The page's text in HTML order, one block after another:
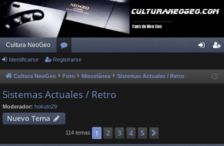
Cultura NeoGeo
or
os ist
Identificarse Registrarse
Cultura NeoGeo Foro Miscelánea Sistemas Actuales / Retro
Sistemas Actuales / Retro
Moderador: hokuto29
Nuevo Tema
114 temas 1 2 3 4 5